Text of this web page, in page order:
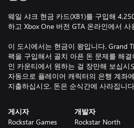
웨일 샤크 현금 카드(XB1)를 구입해
하고 Xbox One 버전 GTA 온라인에서 사
이 도시에서는 현금이 왕입니다. Grand
팩을 구입해서 골치 아픈 돈 문제를 해
인 카운티에서 원하는 걸 장만해 보십시
자동으로 플레이어 캐릭터의 은행 계좌
지출하십시오. 돈은 순식간에 사라집니
게시자
Rockstar Games
개발자
Rockstar North